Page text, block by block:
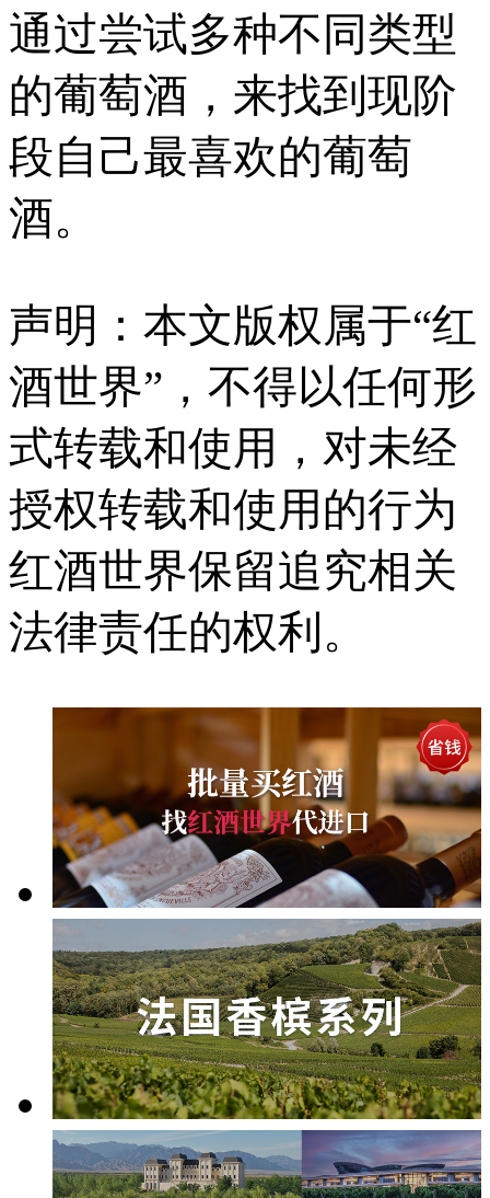
通过尝试多种不同类型
的葡萄酒，来找到现阶
段自己最喜欢的葡萄
酒。
声明：本文版权属于“红
酒世界”，不得以任何形
式转载和使用，对未经
授权转载和使用的行为
红酒世界保留追究相关
法律责任的权利。